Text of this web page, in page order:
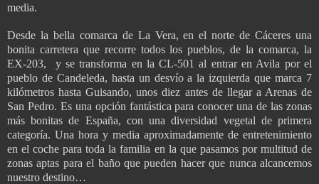
media.
Desde la bella comarca de La Vera, en el norte de Cáceres una
bonita carretera que recorre todos los pueblos, de la comarca, la
EX-203,
y se transforma en la CL-501 al entrar en Avila por el
pueblo de Candeleda, hasta un desvío a la izquierda que marca 7
kilómetros hasta Guisando, unos diez antes de llegar a Arenas de
San Pedro. Es una opción fantástica para conocer una de las zonas
más bonitas de España, con una diversidad vegetal de primera
categoría. Una hora y media aproximadamente de entretenimiento
en el coche para toda la familia en la que pasamos por multitud de
zonas aptas para el baño que pueden hacer que nunca alcancemos
nuestro destino…